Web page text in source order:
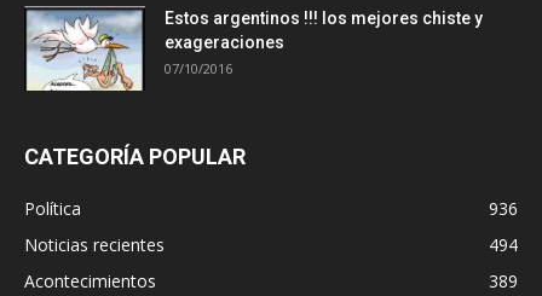
Estos argentinos !!! los mejores chiste y
exageraciones
07/10/2016
CATEGORÍA POPULAR
Política
936
Noticias recientes
494
Acontecimientos
389